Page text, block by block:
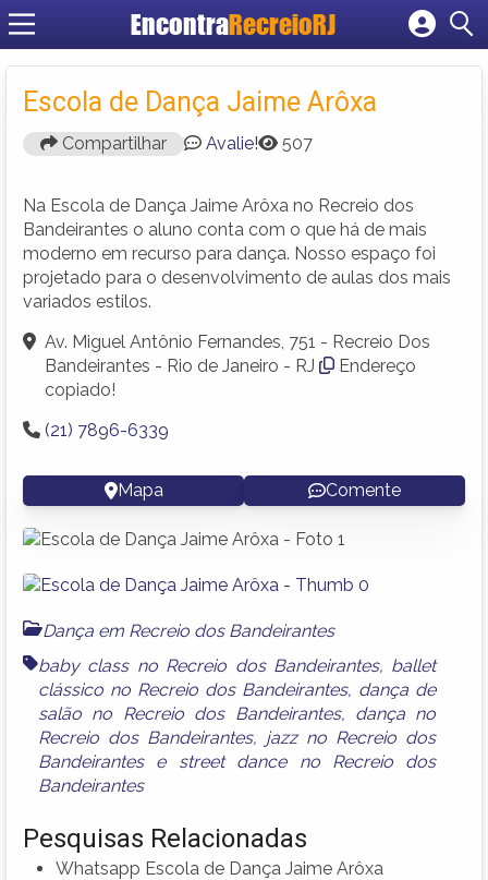
EncontraRecreioRJ
Cadastrar empresa
Criar conta
Escola de Dança Jaime Arôxa
Compartilhar Avalie! 507
Na Escola de Dança Jaime Arôxa no Recreio dos
Bandeirantes o aluno conta com o que há de mais
moderno em recurso para dança. Nosso espaço foi
projetado para o desenvolvimento de aulas dos mais
variados estilos.
Av. Miguel Antônio Fernandes, 751 - Recreio Dos
Bandeirantes - Rio de Janeiro - RJ
Endereço
copiado!
(21) 7896-6339
Mapa Comente
Dança em Recreio dos Bandeirantes
baby class no Recreio dos Bandeirantes, ballet
clássico no Recreio dos Bandeirantes, dança de
salão no Recreio dos Bandeirantes, dança no
Recreio dos Bandeirantes, jazz no Recreio dos
Bandeirantese street dance no Recreio dos
Bandeirantes
Pesquisas Relacionadas
Whatsapp Escola de Dança Jaime Arôxa